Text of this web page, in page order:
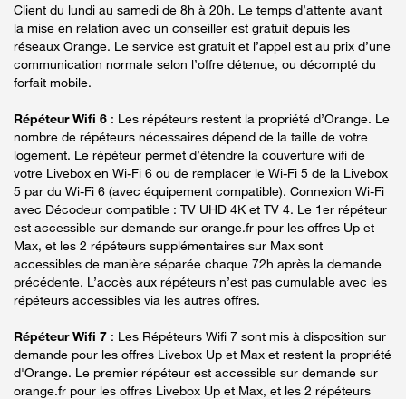
Client du lundi au samedi de 8h à 20h. Le temps d’attente avant
la mise en relation avec un conseiller est gratuit depuis les
réseaux Orange. Le service est gratuit et l’appel est au prix d’une
communication normale selon l’offre détenue, ou décompté du
forfait mobile.
Répéteur Wifi 6 : Les répéteurs restent la propriété d’Orange. Le
nombre de répéteurs nécessaires dépend de la taille de votre
logement. Le répéteur permet d’étendre la couverture wifi de
votre Livebox en Wi-Fi 6 ou de remplacer le Wi-Fi 5 de la Livebox
5 par du Wi-Fi 6 (avec équipement compatible). Connexion Wi-Fi
avec Décodeur compatible : TV UHD 4K et TV 4. Le 1er répéteur
est accessible sur demande sur orange.fr pour les offres Up et
Max, et les 2 répéteurs supplémentaires sur Max sont
accessibles de manière séparée chaque 72h après la demande
précédente. L’accès aux répéteurs n’est pas cumulable avec les
répéteurs accessibles via les autres offres.
Répéteur Wifi 7 : Les Répéteurs Wifi 7 sont mis à disposition sur
demande pour les offres Livebox Up et Max et restent la propriété
d'Orange. Le premier répéteur est accessible sur demande sur
orange.fr pour les offres Livebox Up et Max, et les 2 répéteurs